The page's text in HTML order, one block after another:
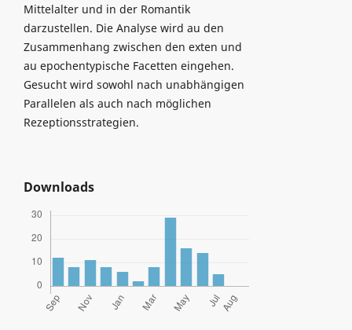
Mittelalter und in der Romantik
darzustellen. Die Analyse wird au den
Zusammenhang zwischen den exten und
au epochentypische Facetten eingehen.
Gesucht wird sowohl nach unabhängigen
Parallelen als auch nach möglichen
Rezeptionsstrategien.
Downloads